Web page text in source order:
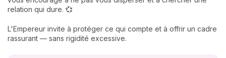
relation qui dure. 💞
L'Empereur invite à protéger ce qui compte et à offrir un cadre
rassurant — sans rigidité excessive.